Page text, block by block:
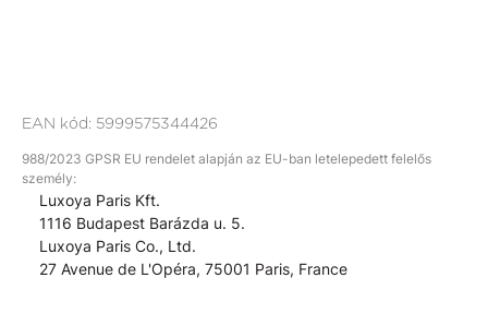
EAN kód: 5999575344426
988/2023 GPSR EU rendelet alapján az EU-ban letelepedett felelős
személy:
Luxoya Paris Kft.
1116 Budapest Barázda u. 5.
Luxoya Paris Co., Ltd.
27 Avenue de L'Opéra, 75001 Paris, France